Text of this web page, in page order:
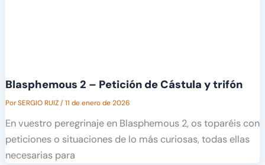
Blasphemous 2 – Petición de Cástula y trifón
PorSERGIO RUIZ/11 de enero de 2026
En vuestro peregrinaje en Blasphemous 2, os toparéis con
peticiones o situaciones de lo más curiosas, todas ellas
necesarias para